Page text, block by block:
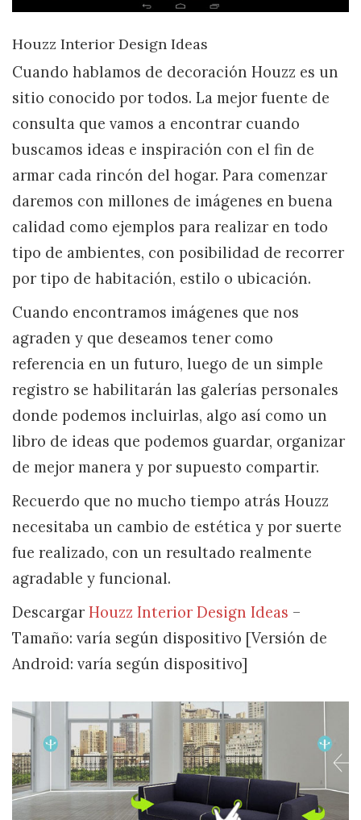
Houzz Interior Design Ideas
Cuando hablamos de decoración Houzz es un
sitio conocido por todos. La mejor fuente de
consulta que vamos a encontrar cuando
buscamos ideas e inspiración con el fin de
armar cada rincón del hogar. Para comenzar
daremos con millones de imágenes en buena
calidad como ejemplos para realizar en todo
tipo de ambientes, con posibilidad de recorrer
por tipo de habitación, estilo o ubicación.
Cuando encontramos imágenes que nos
agraden y que deseamos tener como
referencia en un futuro, luego de un simple
registro se habilitarán las galerías personales
donde podemos incluirlas, algo así como un
libro de ideas que podemos guardar, organizar
de mejor manera y por supuesto compartir.
Recuerdo que no mucho tiempo atrás Houzz
necesitaba un cambio de estética y por suerte
fue realizado, con un resultado realmente
agradable y funcional.
Descargar Houzz Interior Design Ideas –
Tamaño: varía según dispositivo [Versión de
Android: varía según dispositivo]